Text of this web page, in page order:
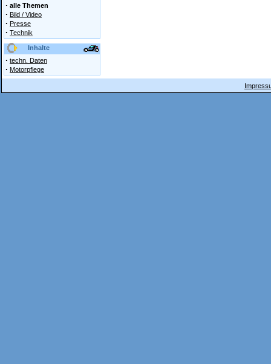
· alle Themen
· Bild / Video
· Presse
· Technik
Inhalte
· techn. Daten
· Motorpflege